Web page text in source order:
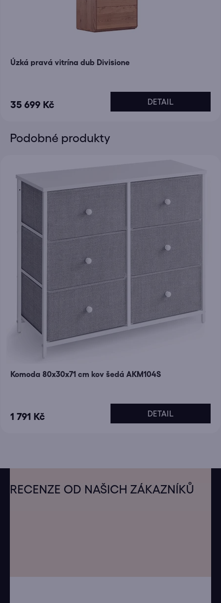
Úzká pravá vitrína dub Divisione
35 699 Kč DETAIL
Podobné produkty
Komoda 80x30x71 cm kov šedá AKM104S
1 791 Kč DETAIL
RECENZE OD NAŠICH ZÁKAZNÍKŮ